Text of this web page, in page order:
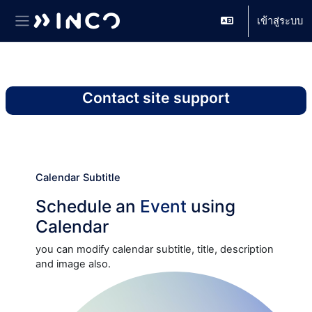
เข้าสู่ระบบ
Contact site support
Calendar Subtitle
Schedule an Event using
Calendar
you can modify calendar subtitle, title, description
and image also.